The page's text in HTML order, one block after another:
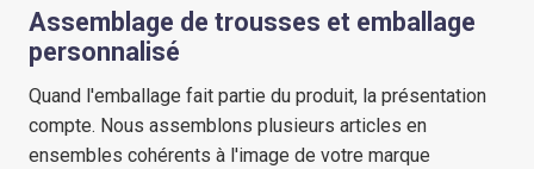
Assemblage de trousses et emballage
personnalisé
Quand l'emballage fait partie du produit, la présentation
compte. Nous assemblons plusieurs articles en
ensembles cohérents à l'image de votre marque